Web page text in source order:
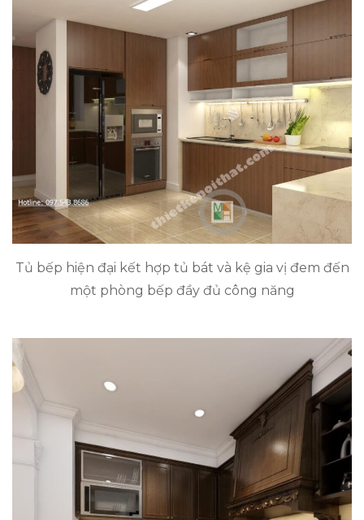
Tủ bếp hiện đại kết hợp tủ bát và kệ gia vị đem đến
một phòng bếp đầy đủ công năng